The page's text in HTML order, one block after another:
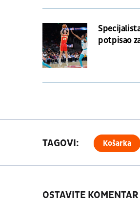
potpisao
TAGOVI: Košarka
OSTAVITE KOMENTAR